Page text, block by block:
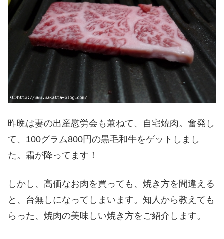
昨晩は妻の出産慰労会も兼ねて、自宅焼肉。奮発し
て、100グラム800円の黒毛和牛をゲットしまし
た。霜が降ってます！
しかし、高価なお肉を買っても、焼き方を間違える
と、台無しになってしまいます。知人から教えても
らった、焼肉の美味しい焼き方をご紹介します。